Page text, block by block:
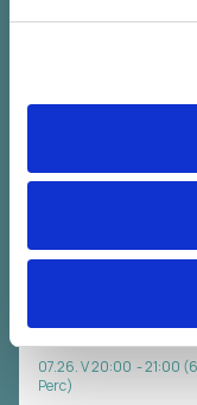
Hiperkarma
Wavy
07.26. V 20:00 - 21:00
Perc)